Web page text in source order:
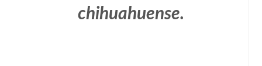
chihuahuense.